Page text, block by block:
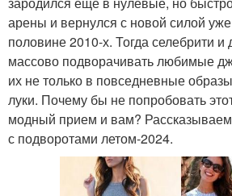
арены и вернулся с новой силой
половине 2010-х. Тогда селебрити и
массово подворачивать любимые
их не только в повседневные
луки. Почему бы не попробовать
модный прием и вам?
с подворотами летом-2024.